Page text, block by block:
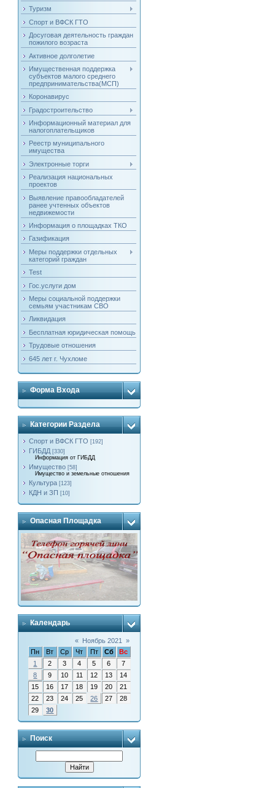
Туризм
Спорт и ВФСК ГТО
Досуговая деятельность граждан
пожилого возраста
Активное долголетие
Имущественная поддержка
субъектов малого среднего
предпринимательства(МСП)
Коронавирус
Градостроительство
Информационный материал для
налогоплательщиков
Реестр муниципального
имущества
Электронные торги
Реализация национальных
проектов
Выявление правообладателей
ранее учтенных объектов
недвижемости
Информация о площадках ТКО
Газификация
Меры поддержки отдельных
категорий граждан
Test
Гос.услуги дом
Меры социальной поддержки
семьям участникам СВО
Ликвидация
Бесплатная юридическая помощь
Трудовые отношения
645 лет г. Чухломе
Форма Входа
Категории Раздела
Спорт и ВФСК ГТО [192]
ГИБДД [330]
Информация от ГИБДД
Имущество [58]
Имущество и земельные отношения
Культура [123]
КДН и ЗП [10]
Опасная Площадка
Календарь
« Ноябрь 2021
»
Пн
Вт Ср Чт Пт Сб
Вс
1
2 3 4 5 6
7
8
9 10 11 12 13
14
15
16 17 18 19 20
21
22
23 24 25 26 27
28
29
30
Поиск